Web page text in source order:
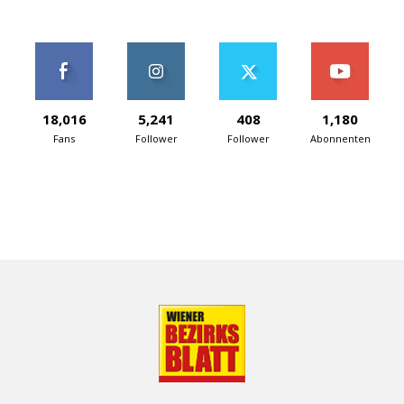
18,016
Fans
5,241
Follower
408
Follower
1,180
Abonnenten